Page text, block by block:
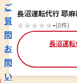
ご
質
問
お
問
い
長沼運転代行 耶
★★★★★-(0件)
長沼運